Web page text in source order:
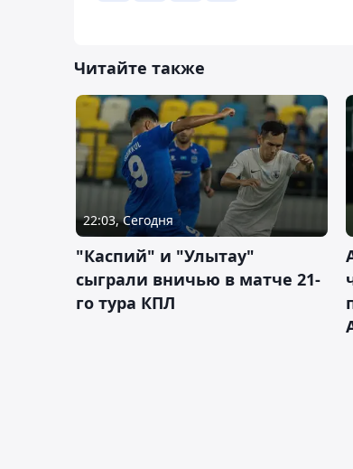
Читайте также
22:03, Сегодня
"Каспий" и "Улытау"
сыграли вничью в матче 21-
го тура КПЛ